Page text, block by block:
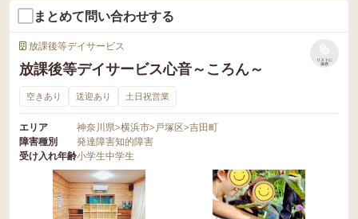
まとめて問い合わせする
放課後等デイサービス
放課後等デイサービス心音～ころん～
リストに
保存
空きあり 送迎あり 土日祝営業
エリア 神奈川県>横浜市>戸塚区>吉田町
障害種別
発達障害知的障害
受け入れ年齢小学生中学生